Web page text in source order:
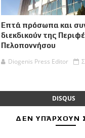
Επτά πρόσωπα και
διεκδικούν της
Πελοποννήσου
Diogenis Press Editor
DISQUS
ΔΕΝ ΥΠΆΡΧΟΥΝ